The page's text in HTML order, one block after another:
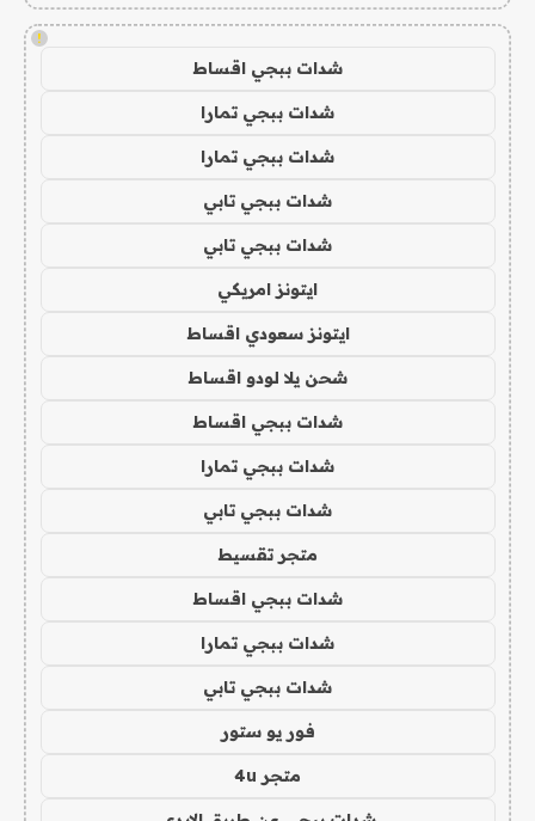
!
شدات ببجي اقساط
شدات ببجي تمارا
شدات ببجي تمارا
شدات ببجي تابي
شدات ببجي تابي
ايتونز امريكي
ايتونز سعودي اقساط
شحن يلا لودو اقساط
شدات ببجي اقساط
شدات ببجي تمارا
شدات ببجي تابي
متجر تقسيط
شدات ببجي اقساط
شدات ببجي تمارا
شدات ببجي تابي
فور يو ستور
متجر 4u